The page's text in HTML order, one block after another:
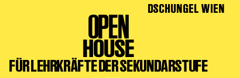
DSCHUNGEL WIEN
OPEN
HOUSE
FÜR LEHRKRÄFTE DER SEKUNDARSTUFE